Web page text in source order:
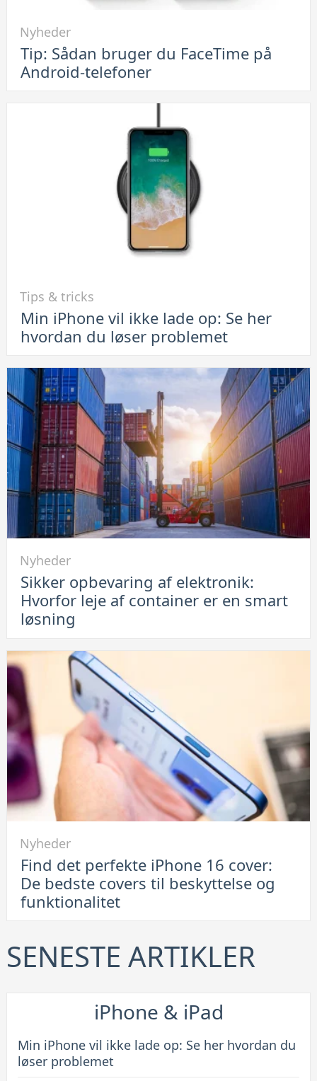
Tip:
Sådan
Nyheder
Tip: Sådan bruger du FaceTime på
Android-telefoner
Min
iPhone
ikke
lade
op:
Se
her
hvordan
du
løser
problemet
Tips & tricks
Min iPhone vil ikke lade op: Se her
hvordan du løser problemet
Sikker
opbevaring
Hvorfor
leje
af
container
er
en
smart
løsning
Nyheder
Sikker opbevaring af elektronik:
Hvorfor leje af container er en smart
løsning
Find
det
perfekte
16
cover:
til
beskyttelse
Nyheder
Find det perfekte iPhone 16 cover:
De bedste covers til beskyttelse og
funktionalitet
SENESTE ARTIKLER
iPhone & iPad
Min iPhone vil ikke lade op: Se her hvordan du
løser problemet